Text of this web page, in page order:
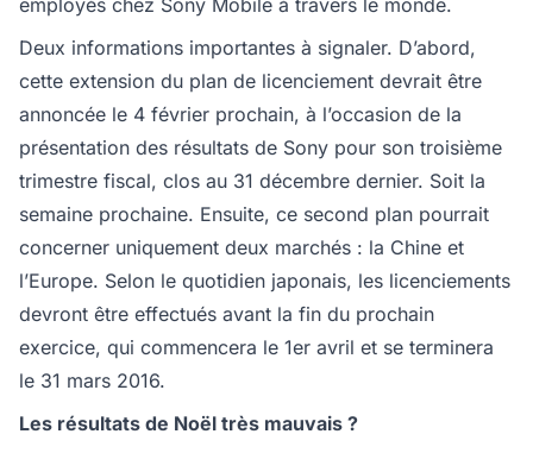
employés chez Sony Mobile à travers le monde.
Deux informations importantes à signaler. D’abord,
cette extension du plan de licenciement devrait être
annoncée le 4 février prochain, à l’occasion de la
présentation des résultats de Sony pour son troisième
trimestre fiscal, clos au 31 décembre dernier. Soit la
semaine prochaine. Ensuite, ce second plan pourrait
concerner uniquement deux marchés : la Chine et
l’Europe. Selon le quotidien japonais, les licenciements
devront être effectués avant la fin du prochain
exercice, qui commencera le 1er avril et se terminera
le 31 mars 2016.
Les résultats de Noël très mauvais ?